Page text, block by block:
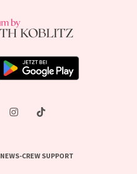
NEWS-CREW SUPPORT